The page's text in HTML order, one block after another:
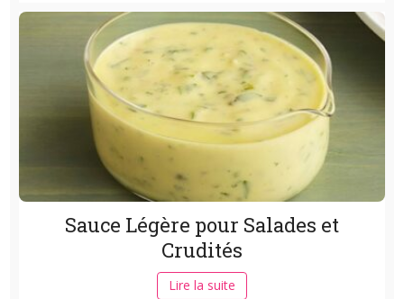
Sauce Légère pour Salades et
Crudités
Lire la suite